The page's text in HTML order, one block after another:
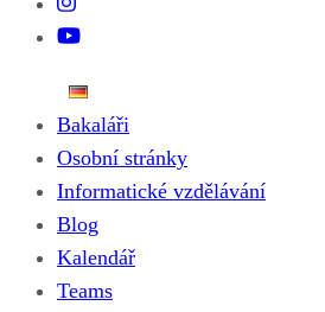
Bakaláři
Osobní stránky
Informatické vzdělávání
Blog
Kalendář
Teams